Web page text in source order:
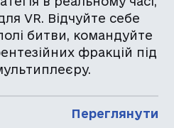
VR. Відчуйте себе
битви, командуйте
фракцій під
Переглянути